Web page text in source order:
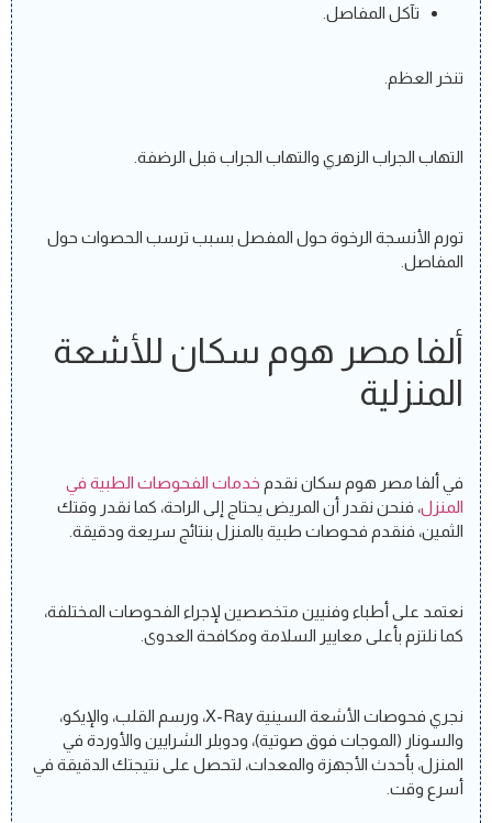
تآكل المفاصل.
تنخر العظم.
التهاب الجراب الزهري والتهاب الجراب قبل الرضفة.
تورم الأنسجة الرخوة حول المفصل بسبب ترسب الحصوات حول
المفاصل.
ألفا مصر هوم سكان للأشعة
المنزلية
في ألفا مصر هوم سكان نقدم خدمات الفحوصات الطبية في
المنزل، فنحن نقدر أن المريض يحتاج إلى الراحة، كما نقدر وقتك
الثمين، فنقدم فحوصات طبية بالمنزل بنتائج سريعة ودقيقة.
نعتمد على أطباء وفنيين متخصصين لإجراء الفحوصات المختلفة،
كما نلتزم بأعلى معايير السلامة ومكافحة العدوى.
نجري فحوصات الأشعة السينية X-Ray، ورسم القلب، والإيكو،
والسونار (الموجات فوق صوتية)، ودوبلر الشرايين والأوردة في
المنزل، بأحدث الأجهزة والمعدات، لتحصل على نتيجتك الدقيقة في
أسرع وقت.